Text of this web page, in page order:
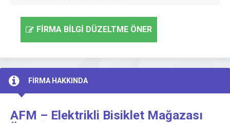
FİRMA BİLGİ DÜZELTME ÖNER
FİRMA HAKKINDA
AFM – Elektrikli Bisiklet Mağazası